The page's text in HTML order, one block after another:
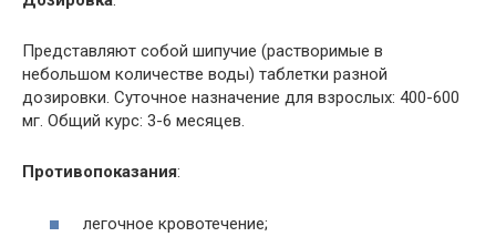
Представляют собой шипучие (растворимые в
небольшом количестве воды) таблетки разной
дозировки. Суточное назначение для взрослых: 400-600
мг. Общий курс: 3-6 месяцев.
Противопоказания:
легочное кровотечение;